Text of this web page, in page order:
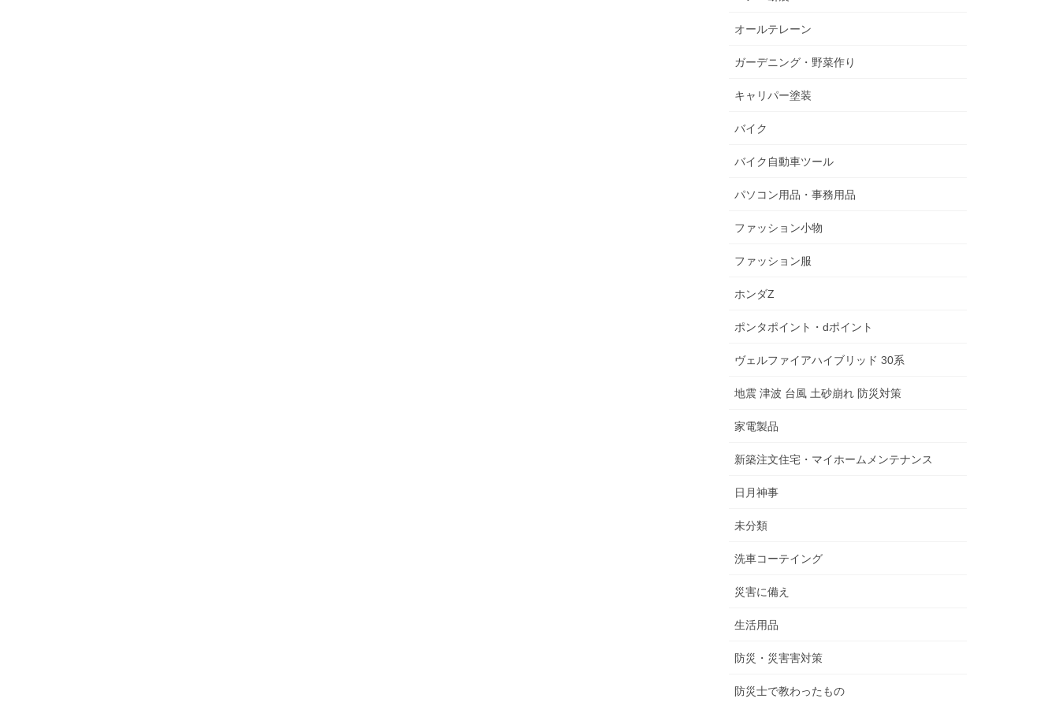
オールテレーン
ガーデニング・野菜作り
キャリパー塗装
バイク
バイク自動車ツール
パソコン用品・事務用品
ファッション小物
ファッション服
ホンダZ
ポンタポイント・dポイント
ヴェルファイアハイブリッド 30系
地震 津波 台風 土砂崩れ 防災対策
家電製品
新築注文住宅・マイホームメンテナンス
日月神事
未分類
洗車コーテイング
災害に備え
生活用品
防災・災害害対策
防災士で教わったもの